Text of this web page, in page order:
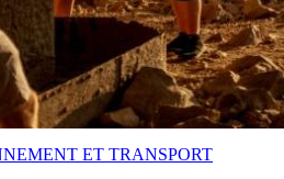
ET TRANSPORT